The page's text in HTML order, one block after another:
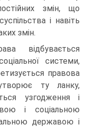
змін, що
і навіть
змін.
відбувається
системи,
правова
ту ланку,
узгодження і
і соціальною
державою і